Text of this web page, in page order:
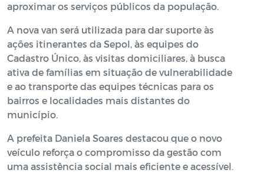
aproximar os serviços públicos da população.
A nova van será utilizada para dar suporte às
ações itinerantes da Sepol, às equipes do
Cadastro Único, às visitas domiciliares, à busca
ativa de famílias em situação de vulnerabilidade
e ao transporte das equipes técnicas para os
bairros e localidades mais distantes do
município.
A prefeita Daniela Soares destacou que o novo
veículo reforça o compromisso da gestão com
uma assistência social mais eficiente e acessível.